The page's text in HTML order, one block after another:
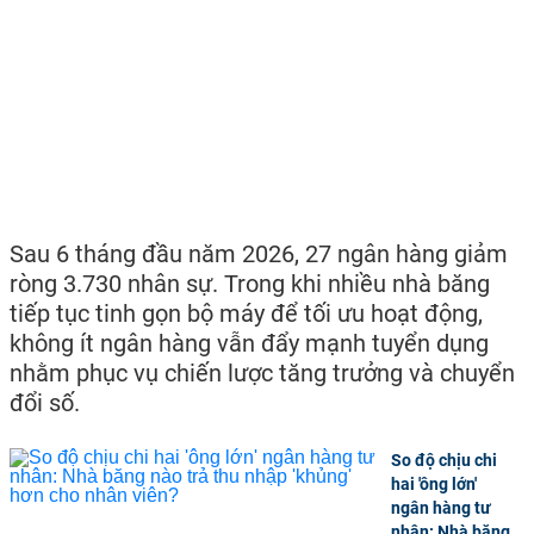
Sau 6 tháng đầu năm 2026, 27 ngân hàng giảm
ròng 3.730 nhân sự. Trong khi nhiều nhà băng
tiếp tục tinh gọn bộ máy để tối ưu hoạt động,
không ít ngân hàng vẫn đẩy mạnh tuyển dụng
nhằm phục vụ chiến lược tăng trưởng và chuyển
đổi số.
So độ chịu chi
hai 'ông lớn'
ngân hàng tư